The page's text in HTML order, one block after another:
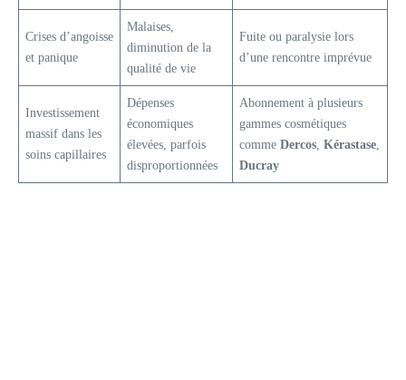
Crises d’angoisse
et panique
Malaises,
diminution de la
qualité de vie
Fuite ou paralysie lors
d’une rencontre imprévue
Investissement
massif dans les
soins capillaires
Dépenses
économiques
élevées, parfois
disproportionnées
Abonnement à plusieurs
gammes cosmétiques
comme Dercos, Kérastase,
Ducray